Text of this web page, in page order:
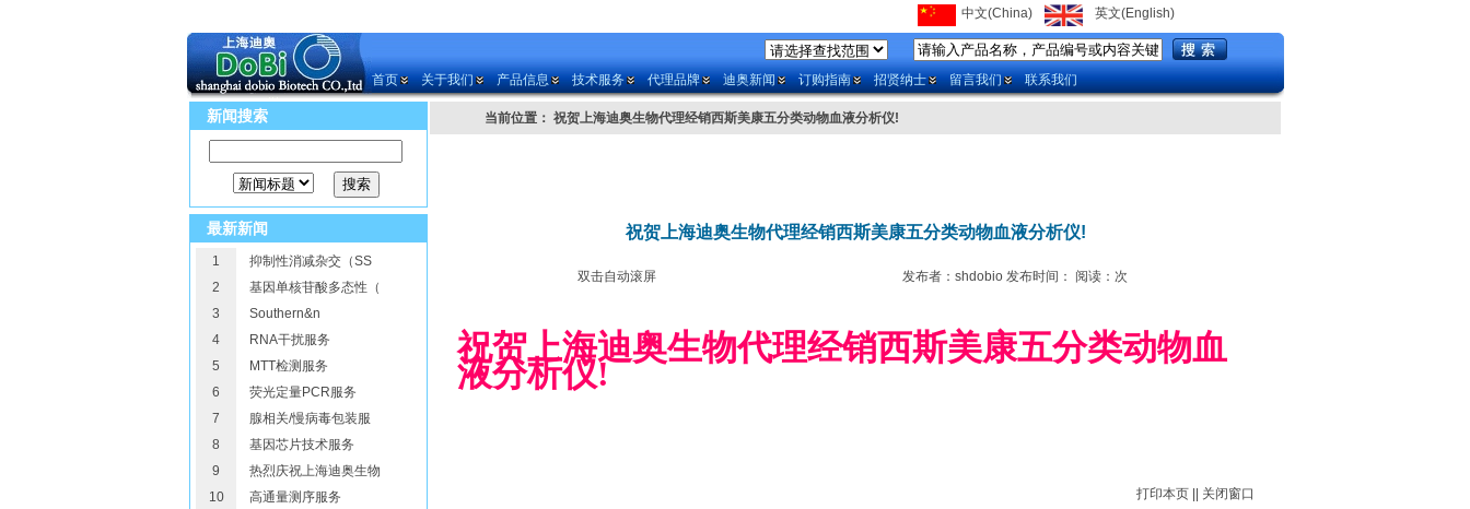
中文(China) 英文(English)
首页 关于我们 产品信息 技术服务 代理品牌 迪奥新闻 订购指南 招贤纳士 留言我们 联系我们
新闻搜索
最新新闻
1
抑制性消减杂交（SS
2
基因单核苷酸多态性（
3
Southern&n
4
RNA干扰服务
5
MTT检测服务
6
荧光定量PCR服务
7
腺相关/慢病毒包装服
8
基因芯片技术服务
9
热烈庆祝上海迪奥生物
10
高通量测序服务
当前位置： 祝贺上海迪奥生物代理经销西斯美康五分类动物血液分析仪!
祝贺上海迪奥生物代理经销西斯美康五分类动物血液分析仪!
双击自动滚屏 发布者：shdobio 发布时间： 阅读： 次
祝贺上海迪奥生物代理经销西斯美康五分类动物血
液分析仪!
打印本页|| 关闭窗口